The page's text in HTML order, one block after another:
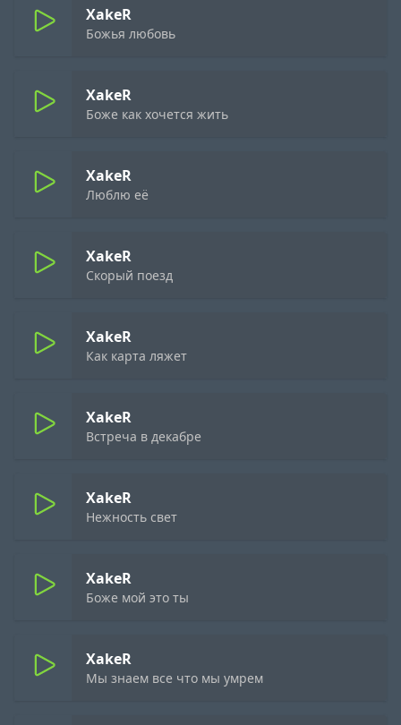
XakeR
Божья любовь
XakeR
Боже как хочется жить
XakeR
Люблю её
XakeR
Скорый поезд
XakeR
Как карта ляжет
XakeR
Встреча в декабре
XakeR
Нежность свет
XakeR
Боже мой это ты
XakeR
Мы знаем все что мы умрем